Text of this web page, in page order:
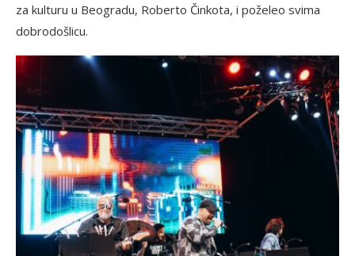
za kulturu u Beogradu, Roberto Činkota, i poželeo svima
dobrodošlicu.